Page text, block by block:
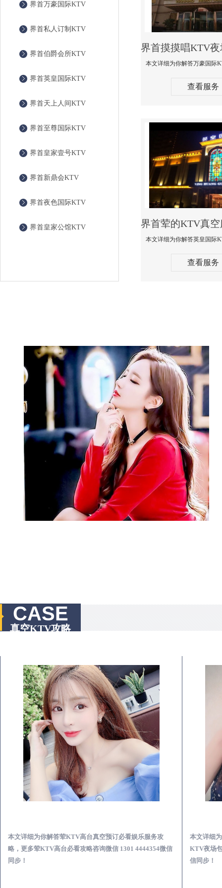
界首万豪国际KTV
界首私人订制KTV
界首伯爵会所KTV
界首英皇国际KTV
界首天上人间KTV
界首至尊国际KTV
界首皇家壹号KTV
界首新鼎会KTV
界首夜色国际KTV
界首皇家公馆KTV
查看服务
查看服务
CASE
真空KTV攻略
本文详细为你解答荤KTV高台真空预订必看娱乐服务攻
略，更多荤KTV高台必看攻略咨询微信 1301 4444354微信
同步！
本文详细
KTV夜场
信同步！